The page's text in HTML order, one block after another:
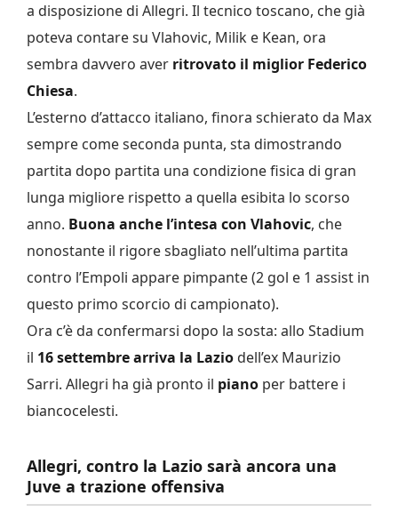
a disposizione di Allegri. Il tecnico toscano, che già
poteva contare su Vlahovic, Milik e Kean, ora
sembra davvero aver ritrovato il miglior Federico
Chiesa.
L’esterno d’attacco italiano, finora schierato da Max
sempre come seconda punta, sta dimostrando
partita dopo partita una condizione fisica di gran
lunga migliore rispetto a quella esibita lo scorso
anno. Buona anche l’intesa con Vlahovic, che
nonostante il rigore sbagliato nell’ultima partita
contro l’Empoli appare pimpante (2 gol e 1 assist in
questo primo scorcio di campionato).
Ora c’è da confermarsi dopo la sosta: allo Stadium
il 16 settembre arriva la Lazio dell’ex Maurizio
Sarri. Allegri ha già pronto il piano per battere i
biancocelesti.
Allegri, contro la Lazio sarà ancora una
Juve a trazione offensiva